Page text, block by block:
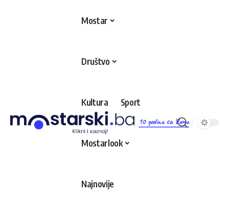
10 godina sa Vama
Mostar
Društvo
Kultura Sport
Mostarlook
Najnovije